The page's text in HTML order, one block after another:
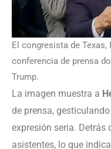
El congresista de Texas,
conferencia de prensa
Trump.
La imagen muestra a
de prensa,
expresión seria. Detrás
asistentes, lo que